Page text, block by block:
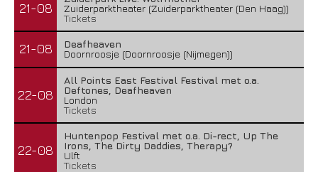
Gallon – A Spell Called Reality
22 juli 2026
21-08
Zuiderparktheater (Zuiderparktheater (Den Haag))
Tickets
21-08
Deafheaven
Doornroosje (Doornroosje (Nijmegen))
22-08
All Points East Festival Festival met o.a.
Deftones, Deafheaven
London
Tickets
22-08
Huntenpop Festival met o.a. Di-rect, Up The
Irons, The Dirty Daddies, Therapy?
Ulft
Tickets